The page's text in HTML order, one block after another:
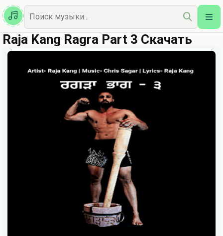
Казахская
Наш Топ
Raja Kang Ragra Part 3 Скачать